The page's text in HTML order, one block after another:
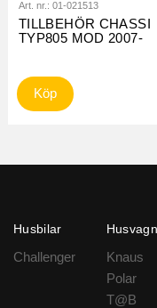
Art. nr.: 01-021513
TILLBEHÖR CHASSI
TYP805 MOD 2007-
Köp
Husbilar
Challenger
Knaus
Polar
T@B